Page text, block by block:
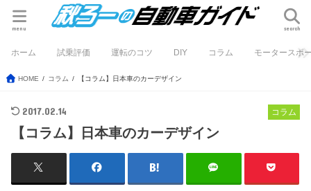
search
menu
ホーム 試乗評価 運転のコツ DIY コラム モータースポ
HOME コラム 【コラム】日本車のカーデザイン
コラム
2017.02.14
【コラム】日本車のカーデザイン